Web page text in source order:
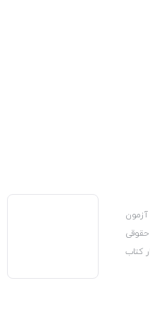
آزمون
حقوقی
کتاب
از